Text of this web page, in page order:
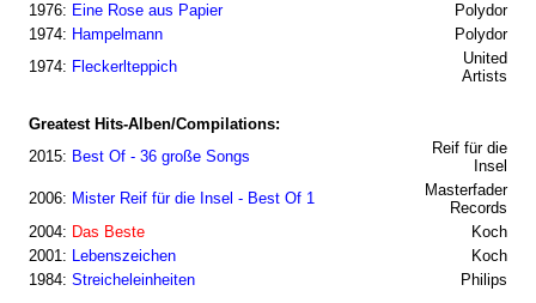
1976: Eine Rose aus Papier
Polydor
1974: Hampelmann
Polydor
1974: Fleckerlteppich
United
Artists
Greatest Hits-Alben/Compilations:
2015: Best Of - 36 große Songs
Reif für die
Insel
2006: Mister Reif für die Insel - Best Of 1
Masterfader
Records
2004: Das Beste
Koch
2001: Lebenszeichen
Koch
1984: Streicheleinheiten Philips